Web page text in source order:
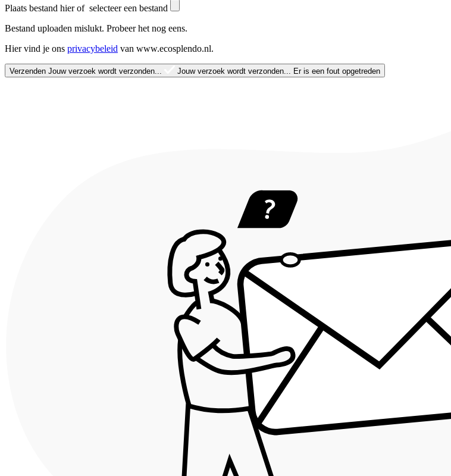
Plaats bestand hier of selecteer een bestand
Bestand uploaden mislukt. Probeer het nog eens.
Hier vind je ons privacybeleid van www.ecosplendo.nl.
Verzenden Jouw verzoek wordt verzonden... Jouw verzoek wordt verzonden... Er is een fout opgetreden